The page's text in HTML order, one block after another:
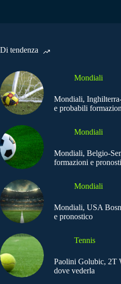
Di tendenza
Mondiali
Mondiali,
e probabili
Mondiali
Mondiali, Belgio-
formazioni e
Mondiali
Mondiali, USA
e pronostico
Tennis
Paolini Golubic, 2T
dove vederla